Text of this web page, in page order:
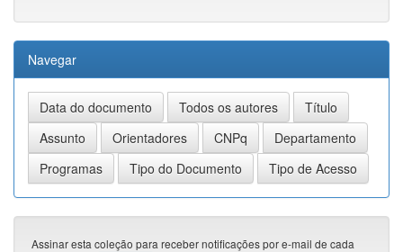
Navegar
Assinar esta coleção para receber notificações por e-mail de cada